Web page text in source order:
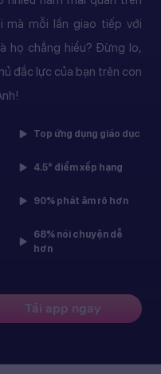
mà mỗi lần giao tiếp với
họ chẳng hiểu? Đừng lo,
đắc lực của bạn trên con
Top ứng dụng giáo dục
4.5* điểm xếp hạng
90% phát âm rõ hơn
68% nói chuyện dễ
hơn
Tải app ngay